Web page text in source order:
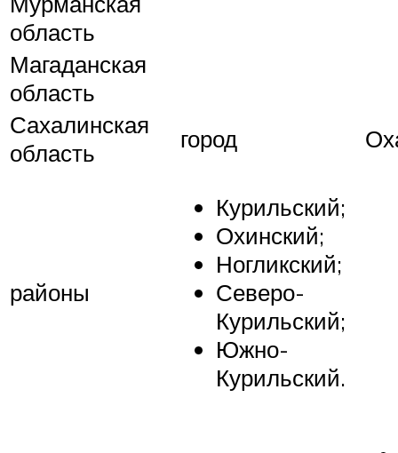
область
Магаданская
область
Сахалинская
область
город
районы
Курильский;
Охинский;
Ногликский;
Северо-
Курильский;
Южно-
Курильский.